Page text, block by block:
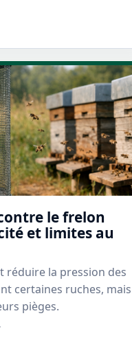
le frelon
et limites au
réduire la pression des
certaines ruches, mais
pièges.